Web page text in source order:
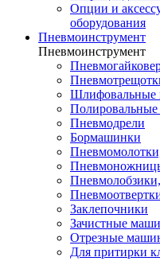
Опции и
оборудования
Пневмоинструмент
Пневмоинструмент
Шлифовальные
Пневмодрели
Бормашинки
Заклепочники
Зачистные
Отрезные
Для притирки